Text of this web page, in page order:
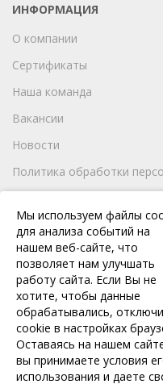
ИНФОРМАЦИЯ
О компании
Сертификаты
Наша команда
Вакансии
Новости
Политика обработки
ПРОДУКТЫ И УСЛУГИ
Кассовое оборудование
Продукты
Техподдержка
КОНТАКТЫ
Брянск, ул.
д. 128, офис 101
Мы используем файлы
для анализа событий на
нашем веб-сайте, что
позволяет нам улучшать
работу сайта. Если Вы не
хотите, чтобы данные
обрабатывались,
cookie в настройках
Оставаясь на нашем
вы принимаете условия
использования и даете